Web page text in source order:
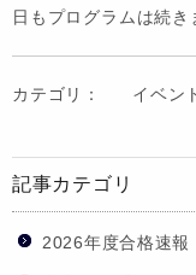
日もプログラムは続き
カテゴリ： イベン
記事カテゴリ
2026年度合格速報